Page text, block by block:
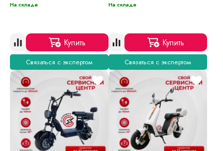
На складе
Купить
Связаться с экспертом
На складе
Купить
Связаться с экспертом